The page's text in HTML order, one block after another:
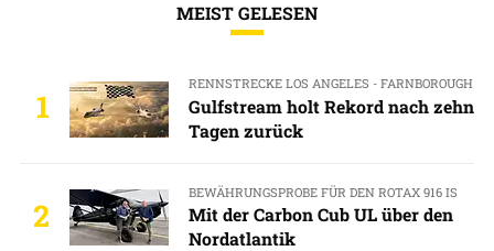
MEIST GELESEN
1
RENNSTRECKE LOS ANGELES - FARNBOROUGH
Gulfstream holt Rekord nach zehn
Tagen zurück
2
BEWÄHRUNGSPROBE FÜR DEN ROTAX 916 IS
Mit der Carbon Cub UL über den
Nordatlantik